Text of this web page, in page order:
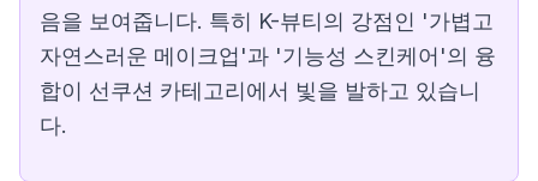
음을 보여줍니다. 특히 K-뷰티의 강점인 '가볍고
자연스러운 메이크업'과 '기능성 스킨케어'의 융
합이 선쿠션 카테고리에서 빛을 발하고 있습니
다.